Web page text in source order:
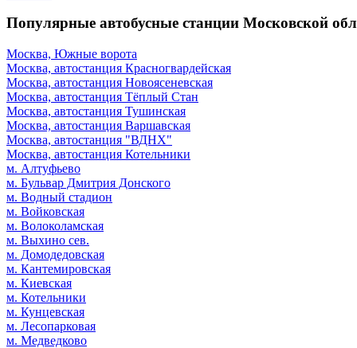
Популярные автобусные станции Московской
Москва, Южные ворота
Москва, автостанция Красногвардейская
Москва, автостанция Новоясеневская
Москва, автостанция Тёплый Стан
Москва, автостанция Тушинская
Москва, автостанция Варшавская
Москва, автостанция "ВДНХ"
Москва, автостанция Котельники
м. Алтуфьево
м. Бульвар Дмитрия Донского
м. Водный стадион
м. Войковская
м. Волоколамская
м. Выхино сев.
м. Домодедовская
м. Кантемировская
м. Киевская
м. Котельники
м. Кунцевская
м. Лесопарковая
м. Медведково